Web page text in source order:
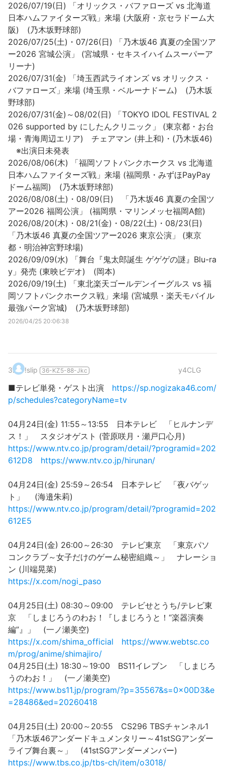
2026/07/19(日) 「オリックス・バファローズ vs 北海道
日本ハムファイターズ戦」来場 (大阪府・京セラドーム大
阪) (乃木坂野球部)
2026/07/25(土)・07/26(日) 「乃木坂46 真夏の全国ツア
ー2026 宮城公演」 (宮城県・セキスイハイムスーパーア
リーナ)
2026/07/31(金) 「埼玉西武ライオンズ vs オリックス・
バファローズ」来場 (埼玉県・ベルーナドーム) (乃木坂
野球部)
2026/07/31(金)～08/02(日) 「TOKYO IDOL FESTIVAL 2
026 supported by にしたんクリニック」 (東京都・お台
場・青海周辺エリア) チェアマン (井上和)・(乃木坂46)
※出演日未発表
2026/08/06(木) 「福岡ソフトバンクホークス vs 北海道
日本ハムファイターズ戦」来場 (福岡県・みずほPayPay
ドーム福岡) (乃木坂野球部)
2026/08/08(土)・08/09(日) 「乃木坂46 真夏の全国ツ
アー2026 福岡公演」 (福岡県・マリンメッセ福岡A館)
2026/08/20(木)・08/21(金)・08/22(土)・08/23(日)
「乃木坂46 真夏の全国ツアー2026 東京公演」 (東京
都・明治神宮野球場)
2026/09/09(水) 「舞台『鬼太郎誕生 ゲゲゲの謎』Blu-ra
y」発売 (東映ビデオ) (岡本)
2026/09/19(土) 「東北楽天ゴールデンイーグルス vs 福
岡ソフトバンクホークス戦」来場 (宮城県・楽天モバイル
最強パーク宮城) (乃木坂野球部)
2026/04/25 20:06:38
3. !slip 36-KZ5-88-Jkc y4CLG
■テレビ単発・ゲスト出演 https://sp.nogizaka46.com/
p/schedules?categoryName=tv
04月24日(金) 11:55～13:55 日本テレビ 「ヒルナンデ
ス！」 スタジオゲスト (菅原咲月・瀬戸口心月)
https://www.ntv.co.jp/program/detail/?programid=202
612D8
https://www.ntv.co.jp/hirunan/
04月24日(金) 25:59～26:54 日本テレビ 「夜バゲッ
ト」 (海邉朱莉)
https://www.ntv.co.jp/program/detail/?programid=202
612E5
04月24日(金) 26:00～26:30 テレビ東京 「東京パソ
コンクラブ～女子だけのゲーム秘密組織～」 ナレーショ
ン (川端晃菜)
https://x.com/nogi_paso
04月25日(土) 08:30～09:00 テレビせとうち/テレビ東
京 「しまじろうのわお！『しまじろうと！“楽器演奏
編”』」 (一ノ瀬美空)
https://x.com/shima_official
https://www.webtsc.co
m/prog/anime/shimajiro/
04月25日(土) 18:30～19:00 BS11イレブン 「しまじろ
うのわお！」 (一ノ瀬美空)
https://www.bs11.jp/program/?p=35567&s=0x00D3&e
=28486&ed=20260418
04月25日(土) 20:00～20:55 CS296 TBSチャンネル1
「乃木坂46アンダードキュメンタリー～41stSGアンダー
ライブ舞台裏～」 (41stSGアンダーメンバー)
https://www.tbs.co.jp/tbs-ch/item/o3018/